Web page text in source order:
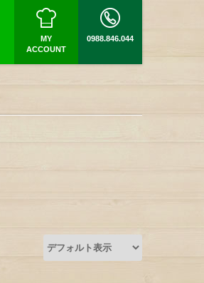
MY
ACCOUNT
0988.846.044